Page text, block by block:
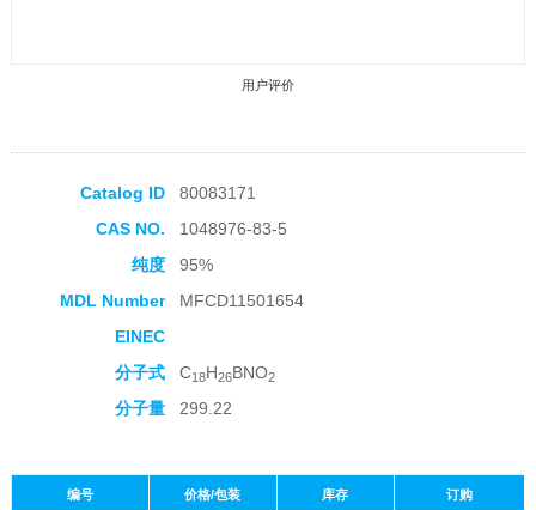
用户评价
Catalog ID
80083171
CAS NO.
1048976-83-5
纯度
95%
MDL Number
MFCD11501654
EINEC
分子式
C18H26BNO2
分子量 299.22
编号 价格/包装 库存 订购